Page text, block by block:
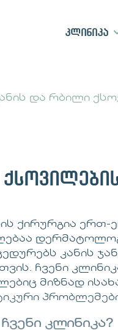
კლინიკა
და რბილი
ქირურგია ერთ-
კანის
ჩვენი
მიზნად
კლინიკა?